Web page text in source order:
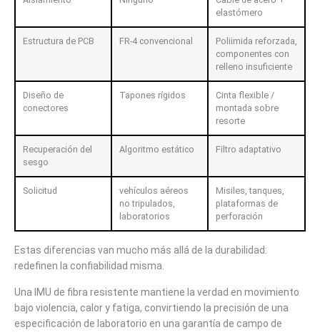
elastómero
Estructura de PCB FR-4 convencional
Poliimida reforzada,
componentes con
relleno insuficiente
Diseño de
conectores
Tapones rígidos
Cinta flexible /
montada sobre
resorte
Recuperación del
sesgo
Algoritmo estático Filtro adaptativo
Solicitud
vehículos aéreos
no tripulados,
laboratorios
Misiles, tanques,
plataformas de
perforación
Estas diferencias van mucho más allá de la durabilidad:
redefinen la confiabilidad misma.
Una IMU de fibra resistente mantiene la verdad en movimiento
bajo violencia, calor y fatiga, convirtiendo la precisión de una
especificación de laboratorio en una garantía de campo de